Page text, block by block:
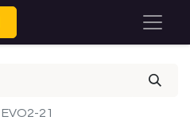
EVO2-21